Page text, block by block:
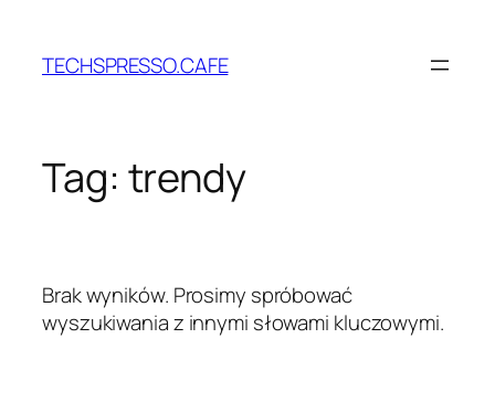
treściTECHSPRESSO.CAFE
Tag: trendy
Brak wyników. Prosimy spróbować
wyszukiwania z innymi słowami kluczowymi.